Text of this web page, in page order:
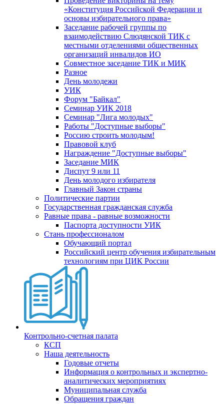
«Конституция Российской Федерации и
основы избирательного права»
Заседание рабочей группы по
взаимодействию Слюдянской ТИК с
местными отделениями общественных
организаций инвалидов ИО
Совместное заседание ТИК и МИК
Разное
День молодежи
УИК
Форум "Байкал"
Семинар УИК 2018
Семинар "Лига молодых"
Работы "Доступные выборы"
Россию строить молодым!
Правовой клуб
Награждение "Доступные выборы"
Заседание МИК
Диспут 9 или 11
День молодого избирателя
Главный Закон страны
Политические партии
Государственная гражданская служба
Равные права - равные возможности
Паспорта доступности УИК
Стань профессионалом
Обучающий портал
Российский центр обучения избирательным
технологиям при ЦИК России
Контрольно-счетная палата
КСП
Наша деятельность
Годовые отчеты
Информация о контрольных и экспертно-
аналитических мероприятиях
Муниципальная служба
Обращения граждан